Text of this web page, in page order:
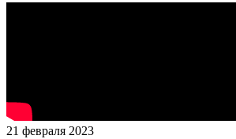
21 февраля 2023